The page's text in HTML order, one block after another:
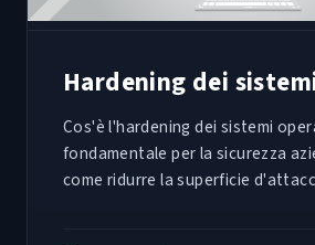
Hardening dei
Cos'è l'hardening dei sistemi
fondamentale per la sicurezza
come ridurre la superficie